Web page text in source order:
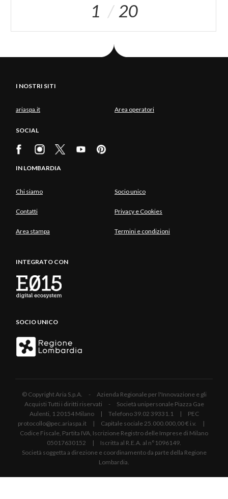
1 20
I NOSTRI SITI
ariaspa.it Area operatori
SOCIAL
IN LOMBARDIA
Chi siamo Socio unico
Contatti Privacy e Cookies
Area stampa Termini e condizioni
INTEGRATO CON
SOCIO UNICO
© Copyright Aria S.p.A. - Azienda Regionale per l'Innovazione e gli
Acquisti Tutti i diritti riservati - Società unipersonale Piazza Gae
Aulenti, 1 20154 Milano | Telefono 39.02 39331.1 | PEC
protocollo@pec.ariaspa.it | Capitale sociale 25.000.000,00 € i.v. |
Codice Fiscale, Partita IVA, Iscrizione Registro delle Imprese di Milano
05017630152 | Iscritta al R.E.A. al n°1096149.
Società soggetta a direzione e coordinamento da parte della Regione
Lombardia.